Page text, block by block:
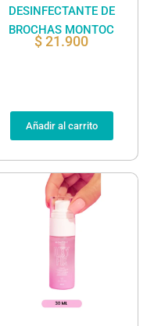
DESINFECTANTE DE
BROCHAS MONTOC
$21.900
Añadir al carrito